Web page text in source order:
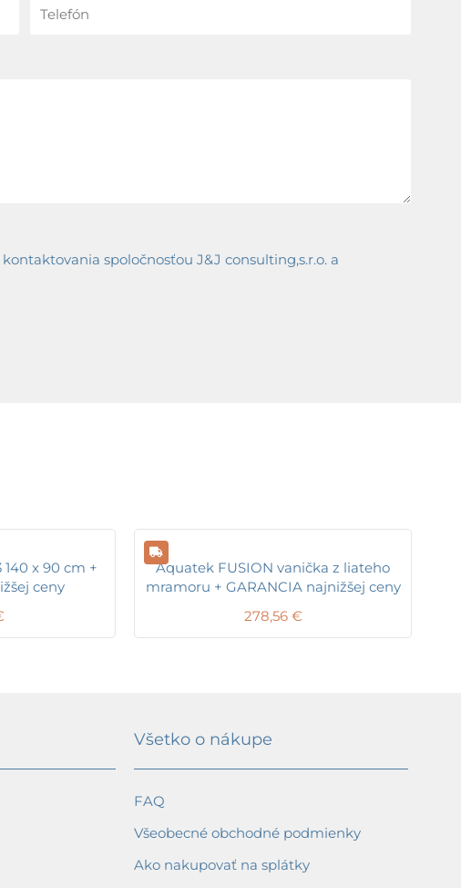
spoločnosťou J&J consulting,s.r.o. a
140 x 90 cm +
ceny
Aquatek FUSION vanička z liateho
mramoru + GARANCIA najnižšej ceny
278,56 €
Všetko o nákupe
FAQ
Všeobecné obchodné podmienky
Ako nakupovať na splátky